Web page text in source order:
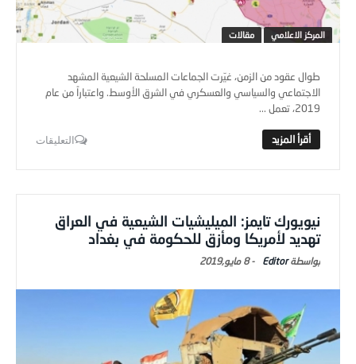
المركز الاعلامي مقالات
طوال عقود من الزمن، غيّرت الجماعات المسلحة الشيعية المشهد
الاجتماعي والسياسي والعسكري في الشرق الأوسط. واعتباراً من عام
2019، تعمل ...
التعليقات
نيويورك تايمز: الميليشيات الشيعية في العراق
تهديد لأمريكا ومأزق للحكومة في بغداد
Editor
-8 مايو,2019